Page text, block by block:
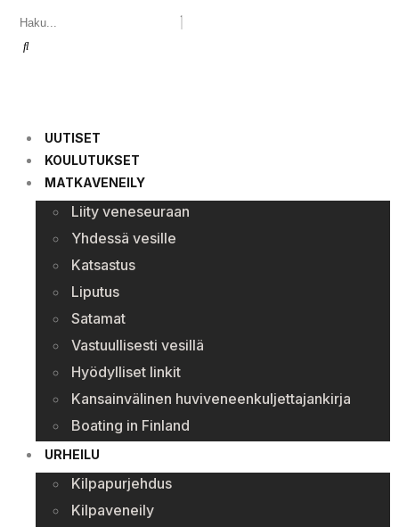
UUTISET
KOULUTUKSET
MATKAVENEILY
Liity veneseuraan
Yhdessä vesille
Katsastus
Liputus
Satamat
Vastuullisesti vesillä
Hyödylliset linkit
Kansainvälinen huviveneenkuljettajankirja
Boating in Finland
URHEILU
Kilpapurjehdus
Kilpaveneily